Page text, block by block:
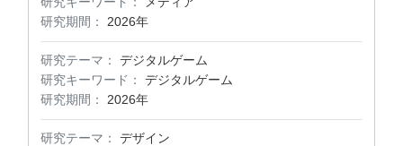
研究期間：
2026年
研究テーマ：
デジタルゲーム
研究キーワード：
デジタルゲーム
研究期間：
2026年
研究テーマ：
デザイン